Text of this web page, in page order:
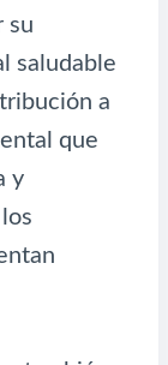
su
saludable
a
que
y